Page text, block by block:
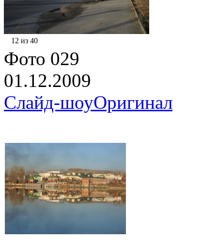
12 из 40
Фото 029
01.12.2009
Слайд-шоуОригинал